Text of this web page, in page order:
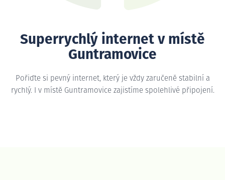
Superrychlý internet v místě
Guntramovice
Pořiďte si pevný internet, který je vždy zaručeně stabilní a
rychlý. I v místě Guntramovice zajistíme spolehlivé připojení.